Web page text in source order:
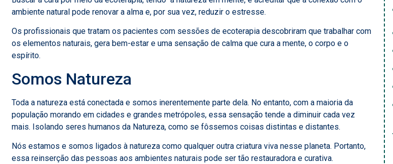
ambiente natural pode renovar a alma e, por sua vez, reduzir o estresse.
Os profissionais que tratam os pacientes com sessões de ecoterapia descobriram que trabalhar com
os elementos naturais, gera bem-estar e uma sensação de calma que cura a mente, o corpo e o
espírito.
Somos Natureza
Toda a natureza está conectada e somos inerentemente parte dela. No entanto, com a maioria da
população morando em cidades e grandes metrópoles, essa sensação tende a diminuir cada vez
mais. Isolando seres humanos da Natureza, como se fôssemos coisas distintas e distantes.
Nós estamos e somos ligados à natureza como qualquer outra criatura viva nesse planeta. Portanto,
essa reinserção das pessoas aos ambientes naturais pode ser tão restauradora e curativa.